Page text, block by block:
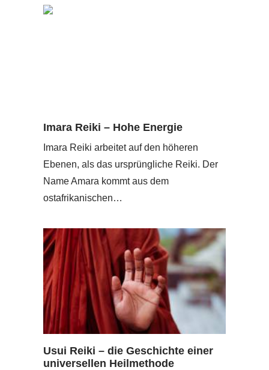
Imara Reiki – Hohe Energie
Imara Reiki arbeitet auf den höheren
Ebenen, als das ursprüngliche Reiki. Der
Name Amara kommt aus dem
ostafrikanischen…
Usui Reiki – die Geschichte einer
universellen Heilmethode